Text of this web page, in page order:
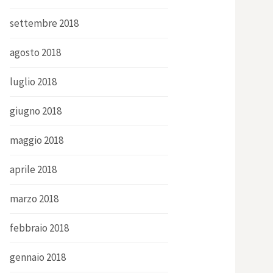
settembre 2018
agosto 2018
luglio 2018
giugno 2018
maggio 2018
aprile 2018
marzo 2018
febbraio 2018
gennaio 2018